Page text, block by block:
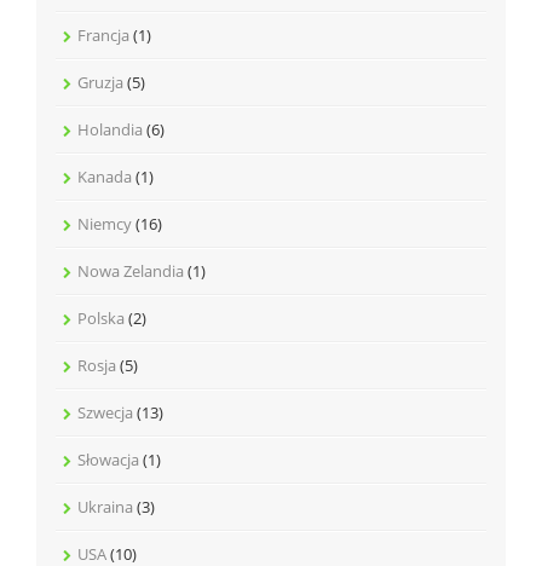
Francja (1)
Gruzja (5)
Holandia (6)
Kanada (1)
Niemcy(16)
Nowa Zelandia (1)
Polska (2)
Rosja (5)
Szwecja (13)
Słowacja (1)
Ukraina (3)
USA(10)